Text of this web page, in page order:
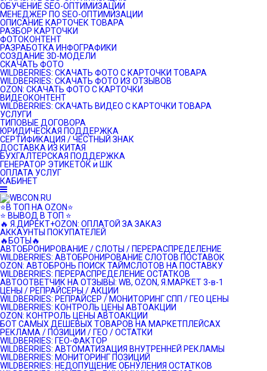
ОБУЧЕНИЕ SEO-ОПТИМИЗАЦИИ
МЕНЕДЖЕР ПО SEO-ОПТИМИЗАЦИИ
ОПИСАНИЕ КАРТОЧЕК ТОВАРА
РАЗБОР КАРТОЧКИ
ФОТОКОНТЕНТ
РАЗРАБОТКА ИНФОГРАФИКИ
СОЗДАНИЕ 3D-МОДЕЛИ
СКАЧАТЬ ФОТО
WILDBERRIES: СКАЧАТЬ ФОТО С КАРТОЧКИ ТОВАРА
WILDBERRIES: СКАЧАТЬ ФОТО ИЗ ОТЗЫВОВ
OZON: СКАЧАТЬ ФОТО С КАРТОЧКИ
ВИДЕОКОНТЕНТ
WILDBERRIES: СКАЧАТЬ ВИДЕО С КАРТОЧКИ ТОВАРА
УСЛУГИ
ТИПОВЫЕ ДОГОВОРА
ЮРИДИЧЕСКАЯ ПОДДЕРЖКА
СЕРТИФИКАЦИЯ / ЧЕСТНЫЙ ЗНАК
ДОСТАВКА ИЗ КИТАЯ
БУХГАЛТЕРСКАЯ ПОДДЕРЖКА
ГЕНЕРАТОР ЭТИКЕТОК и ШК
ОПЛАТА УСЛУГ
КАБИНЕТ
⭐️В ТОП НА OZON⭐️
⭐️ ВЫВОД В ТОП ⭐️
🔥 Я.ДИРЕКТ+OZON: ОПЛАТОЙ ЗА ЗАКАЗ
АККАУНТЫ ПОКУПАТЕЛЕЙ
🔥БОТЫ🔥
АВТОБРОНИРОВАНИЕ / СЛОТЫ / ПЕРЕРАСПРЕДЕЛЕНИЕ
WILDBERRIES: АВТОБРОНИРОВАНИЕ СЛОТОВ ПОСТАВОК
OZON: АВТОБРОНЬ ПОИСК ТАЙМСЛОТОВ НА ПОСТАВКУ
WILDBERRIES: ПЕРЕРАСПРЕДЕЛЕНИЕ ОСТАТКОВ
АВТООТВЕТЧИК НА ОТЗЫВЫ: WB, OZON, Я.МАРКЕТ 3-в-1
ЦЕНЫ / РЕПРАЙСЕРЫ / АКЦИИ
WILDBERRIES: РЕПРАЙСЕР / МОНИТОРИНГ СПП / ГЕО ЦЕНЫ
WILDBERRIES: КОНТРОЛЬ ЦЕНЫ АВТОАКЦИИ
OZON: КОНТРОЛЬ ЦЕНЫ АВТОАКЦИИ
БОТ САМЫХ ДЕШЕВЫХ ТОВАРОВ НА МАРКЕТПЛЕЙСАХ
РЕКЛАМА / ПОЗИЦИИ / ГЕО / ОСТАТКИ
WILDBERRIES: ГЕО-ФАКТОР
WILDBERRIES: АВТОМАТИЗАЦИЯ ВНУТРЕННЕЙ РЕКЛАМЫ
WILDBERRIES: МОНИТОРИНГ ПОЗИЦИЙ
WILDBERRIES: НЕДОПУЩЕНИЕ ОБНУЛЕНИЯ ОСТАТКОВ